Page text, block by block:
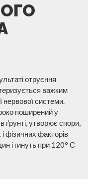
отруєння
важким
нервової системи.
поширений у
ґрунті, утворює спори,
фізичних факторів
і гинуть при 120° С